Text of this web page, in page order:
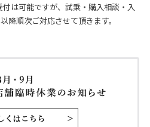
は可能ですが、試乗・購入相談・入
降順次ご対応させて頂きます。